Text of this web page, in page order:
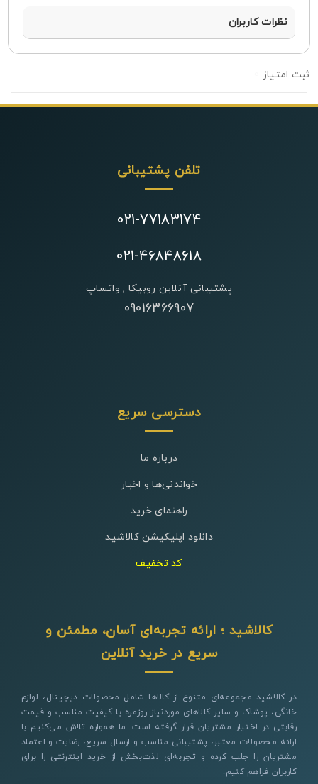
نظرات کاربران
تلفن پشتیبانی
021-77183174
021-46848618
پشتیبانی آنلاین روبیکا , واتساپ
09016366907
دسترسی سریع
درباره ما
خواندنی‌ها و اخبار
راهنمای خرید
دانلود اپلیکیشن کالاشید
کد تخفیف
کالاشید ؛ ارائه تجربه‌ای آسان، مطمئن و
سریع در خرید آنلاین
در کالاشید مجموعه‌ای متنوع از کالاها شامل محصولات دیجیتال، لوازم
خانگی، پوشاک و سایر کالاهای موردنیاز روزمره با کیفیت مناسب و قیمت
رقابتی در اختیار مشتریان قرار گرفته است. ما همواره تلاش می‌کنیم با
ارائه محصولات معتبر، پشتیبانی مناسب و ارسال سریع، رضایت و اعتماد
مشتریان را جلب کرده و تجربه‌ای لذت‌بخش از خرید اینترنتی را برای
کاربران فراهم کنیم.